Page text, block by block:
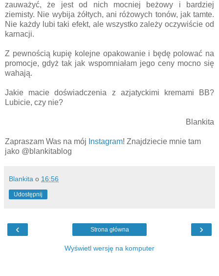
zauważyć, że jest od nich mocniej beżowy i bardziej
ziemisty. Nie wybija żółtych, ani różowych tonów, jak tamte.
Nie każdy lubi taki efekt, ale wszystko zależy oczywiście od
karnacji.
Z pewnością kupię kolejne opakowanie i będę polować na
promocje, gdyż tak jak wspomniałam jego ceny mocno się
wahają.
Jakie macie doświadczenia z azjatyckimi kremami BB?
Lubicie, czy nie?
Blankita
Zapraszam Was na mój Instagram! Znajdziecie mnie tam
jako @blankitablog
Blankita o 16:56
Udostępnij
‹ ›
Strona główna
Wyświetl wersję na komputer